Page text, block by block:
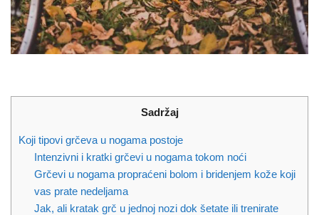
Sadržaj
Koji tipovi grčeva u nogama postoje
Intenzivni i kratki grčevi u nogama tokom noći
Grčevi u nogama propraćeni bolom i bridenjem kože koji
vas prate nedeljama
Jak, ali kratak grč u jednoj nozi dok šetate ili trenirate